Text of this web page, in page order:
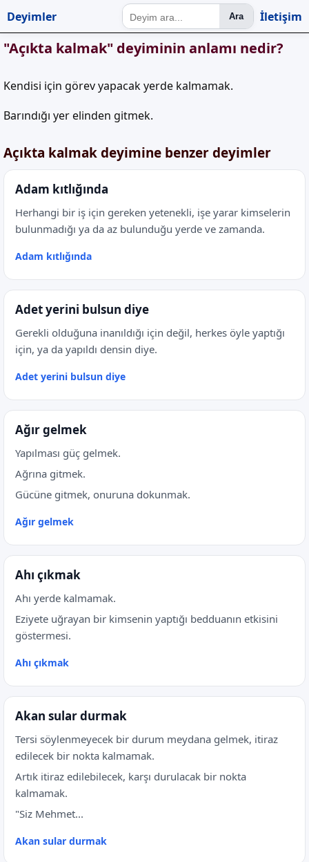
Deyimler Ara İletişim
"Açıkta kalmak" deyiminin anlamı nedir?
Kendisi için görev yapacak yerde kalmamak.
Barındığı yer elinden gitmek.
Açıkta kalmak deyimine benzer deyimler
Adam kıtlığında
Herhangi bir iş için gereken yetenekli, işe yarar kimselerin
bulunmadığı ya da az bulunduğu yerde ve zamanda.
Adam kıtlığında
Adet yerini bulsun diye
Gerekli olduğuna inanıldığı için değil, herkes öyle yaptığı
için, ya da yapıldı densin diye.
Adet yerini bulsun diye
Ağır gelmek
Yapılması güç gelmek.
Ağrına gitmek.
Gücüne gitmek, onuruna dokunmak.
Ağır gelmek
Ahı çıkmak
Ahı yerde kalmamak.
Eziyete uğrayan bir kimsenin yaptığı bedduanın etkisini
göstermesi.
Ahı çıkmak
Akan sular durmak
Tersi söylenmeyecek bir durum meydana gelmek, itiraz
edilecek bir nokta kalmamak.
Artık itiraz edilebilecek, karşı durulacak bir nokta
kalmamak.
"Siz Mehmet...
Akan sular durmak